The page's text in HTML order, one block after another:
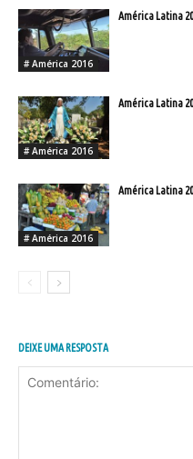
# América 2016
América Latina
# América 2016
América Latina
# América 2016
América Latina
DEIXE UMA RESPOSTA